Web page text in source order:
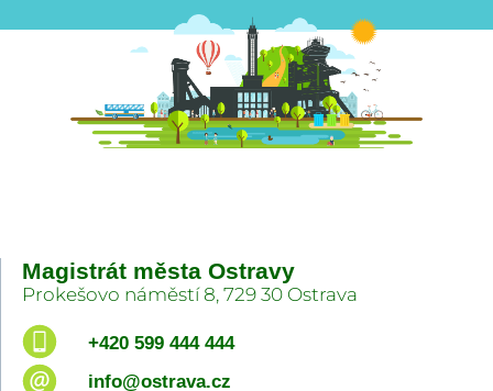
Magistrát města Ostravy
Prokešovo náměstí 8, 729 30 Ostrava
+420 599 444 444
info@ostrava.cz